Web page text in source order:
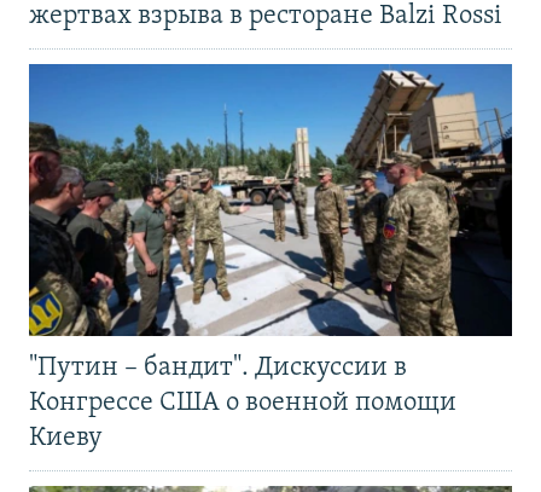
жертвах взрыва в ресторане Balzi Rossi
"Путин – бандит". Дискуссии в
Конгрессе США о военной помощи
Киеву